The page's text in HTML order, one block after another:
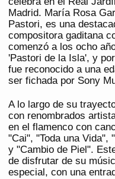
Madrid. María Rosa
Pastori, es una
compositora gaditana
comenzó a los ocho
'Pastori de la Isla', y
fue reconocido a una
ser fichada por Sony
A lo largo de su
con renombrados
en el flamenco con
"Cai", "Toda una Vida",
y "Cambio de Piel".
de disfrutar de su
especial, con una